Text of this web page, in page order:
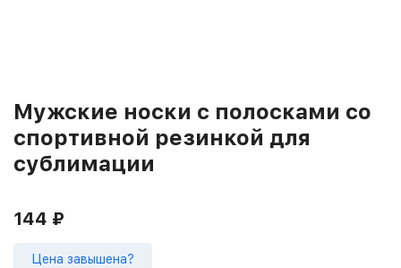
Мужские носки с полосками со
спортивной резинкой для
сублимации
144 ₽
Цена завышена?